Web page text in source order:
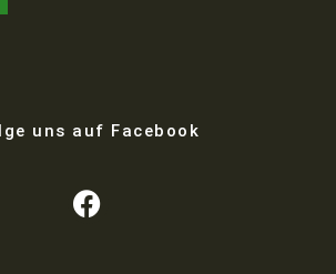
uns auf Facebook